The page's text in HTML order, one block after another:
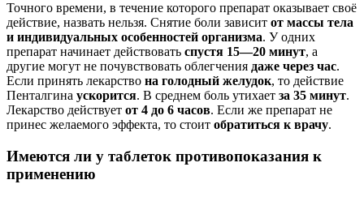
Точного времени, в течение которого препарат оказывает своё
действие, назвать нельзя. Снятие боли зависит от массы тела
и индивидуальных особенностей организма. У одних
препарат начинает действовать спустя 15—20 минут, а
другие могут не почувствовать облегчения даже через час.
Если принять лекарство на голодный желудок, то действие
Пенталгина ускорится. В среднем боль утихает за 35 минут.
Лекарство действует от 4 до 6 часов. Если же препарат не
принес желаемого эффекта, то стоит обратиться к врачу.
Имеются ли у таблеток противопоказания к
применению